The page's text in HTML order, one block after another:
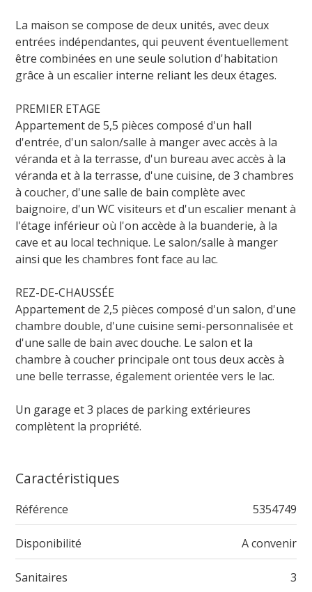
La maison se compose de deux unités, avec deux
entrées indépendantes, qui peuvent éventuellement
être combinées en une seule solution d'habitation
grâce à un escalier interne reliant les deux étages.
PREMIER ETAGE
Appartement de 5,5 pièces composé d'un hall
d'entrée, d'un salon/salle à manger avec accès à la
véranda et à la terrasse, d'un bureau avec accès à la
véranda et à la terrasse, d'une cuisine, de 3 chambres
à coucher, d'une salle de bain complète avec
baignoire, d'un WC visiteurs et d'un escalier menant à
l'étage inférieur où l'on accède à la buanderie, à la
cave et au local technique. Le salon/salle à manger
ainsi que les chambres font face au lac.
REZ-DE-CHAUSSÉE
Appartement de 2,5 pièces composé d'un salon, d'une
chambre double, d'une cuisine semi-personnalisée et
d'une salle de bain avec douche. Le salon et la
chambre à coucher principale ont tous deux accès à
une belle terrasse, également orientée vers le lac.
Un garage et 3 places de parking extérieures
complètent la propriété.
Caractéristiques
Référence 5354749
Disponibilité A convenir
Sanitaires 3